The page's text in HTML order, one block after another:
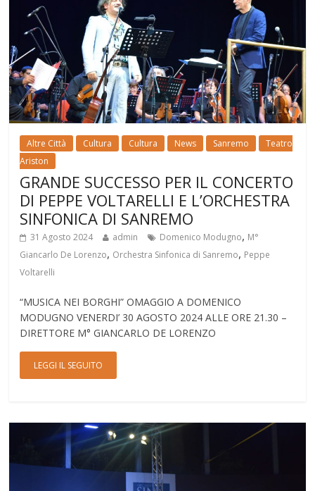
Altre Città Cultura Cultura News Sanremo
Teatro
Ariston
GRANDE SUCCESSO PER IL CONCERTO
DI PEPPE VOLTARELLI E L’ORCHESTRA
SINFONICA DI SANREMO
31 Agosto 2024 admin Domenico Modugno, M°
Giancarlo De Lorenzo, Orchestra Sinfonica di Sanremo, Peppe
Voltarelli
“MUSICA NEI BORGHI” OMAGGIO A DOMENICO
MODUGNO VENERDI’ 30 AGOSTO 2024 ALLE ORE 21.30 –
DIRETTORE M° GIANCARLO DE LORENZO
LEGGI IL SEGUITO